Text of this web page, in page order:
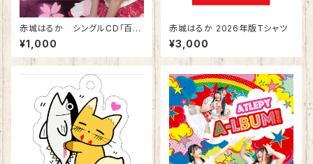
赤城はるか シングルCD「百花
繚乱☆NIGHT」
¥1,000
赤城はるか 2026年版Tシャツ
¥3,000